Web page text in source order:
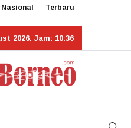
Nasional Terbaru
2026. Jam: 10:36